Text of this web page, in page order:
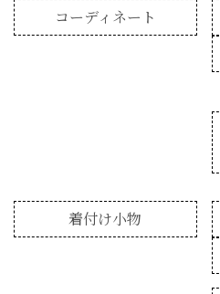
コーディネート
着付け小物